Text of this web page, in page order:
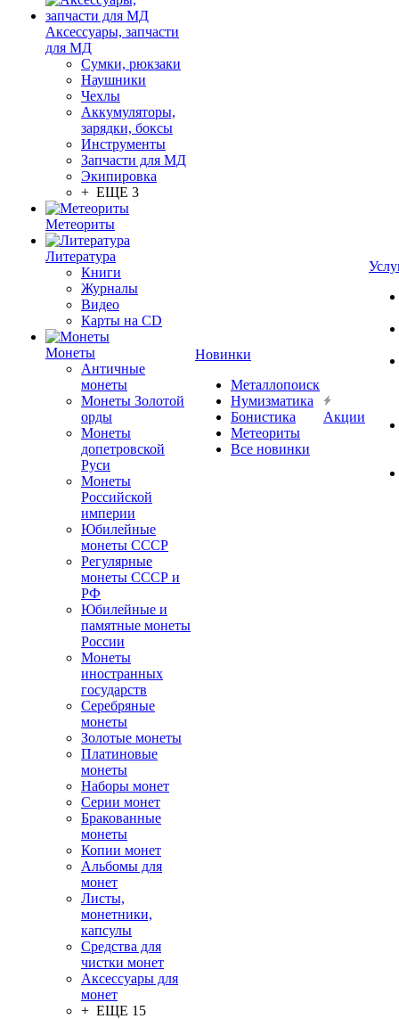
Аксессуары, запчасти
для МД
Сумки, рюкзаки
Наушники
Чехлы
Аккумуляторы,
зарядки, боксы
Инструменты
Запчасти для МД
Экипировка
+ ЕЩЕ 3
Метеориты
Литература
Книги
Журналы
Видео
Карты на CD
Монеты
Античные
монеты
Монеты Золотой
орды
Монеты
допетровской
Руси
Монеты
Российской
империи
Юбилейные
монеты СССР
Регулярные
монеты СССР и
РФ
Юбилейные и
памятные монеты
России
Монеты
иностранных
государств
Серебряные
монеты
Золотые монеты
Платиновые
монеты
Наборы монет
Серии монет
Бракованные
монеты
Копии монет
Альбомы для
монет
Листы,
монетники,
капсулы
Средства для
чистки монет
Аксессуары для
монет
+ ЕЩЕ 15
Новинки
Металлопоиск
Нумизматика
Бонистика
Метеориты
Все новинки
Акции